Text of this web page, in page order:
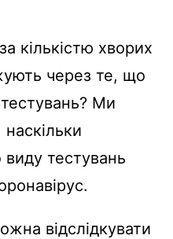
кількістю хворих
через те, що
Ми
виду тестувань
відслідкувати